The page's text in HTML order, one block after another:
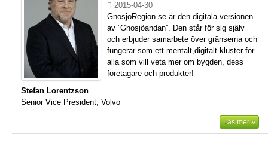
2015-04-30
GnosjoRegion.se är den digitala versionen
av ”Gnosjöandan”. Den står för sig själv
och erbjuder samarbete över gränserna och
fungerar som ett mentalt,digitalt kluster för
alla som vill veta mer om bygden, dess
företagare och produkter!
Stefan Lorentzson
Senior Vice President, Volvo
Läs mer »